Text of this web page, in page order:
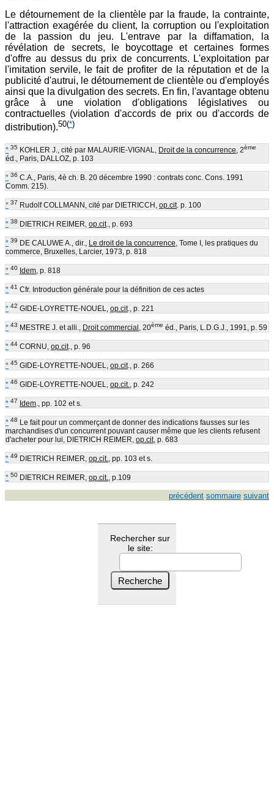
Le détournement de la clientèle par la fraude, la contrainte,
l'attraction exagérée du client, la corruption ou l'exploitation
de la passion du jeu. L'entrave par la diffamation, la
révélation de secrets, le boycottage et certaines formes
d'offre au dessus du prix de concurrents. L'exploitation par
l'imitation servile, le fait de profiter de la réputation et de la
publicité d'autrui, le détournement de clientèle ou d'employés
ainsi que la divulgation des secrets. En fin, l'avantage obtenu
grâce à une violation d'obligations législatives ou
contractuelles (violation d'accords de prix ou d'accords de
distribution).50(*)
* 35 KOHLER J., cité par MALAURIE-VIGNAL, Droit de la concurrence , 2ème
éd., Paris, DALLOZ, p. 103
* 36 C.A., Paris, 4è ch. B. 20 décembre 1990 : contrats conc. Cons. 1991
Comm. 215).
* 37 Rudolf COLLMANN, cité par DIETRICCH, op.cit. p. 100
* 38 DIETRICH REIMER, op.cit., p. 693
* 39 DE CALUWE A., dir., Le droit de la concurrence , Tome I, les pratiques du
commerce, Bruxelles, Larcier, 1973, p. 818
* 40 Idem , p. 818
* 41 Cfr. Introduction générale pour la définition de ces actes
* 42 GIDE-LOYRETTE-NOUEL, op.cit., p. 221
* 43 MESTRE J. et alli., Droit commercial , 20ème éd., Paris, L.D.G.J., 1991, p. 59
* 44 CORNU, op.cit., p. 96
* 45 GIDE-LOYRETTE-NOUEL, op.cit., p. 266
* 46 GIDE-LOYRETTE-NOUEL, op.cit. , p. 242
* 47 Idem ., pp. 102 et s.
* 48 Le fait pour un commerçant de donner des indications fausses sur les
marchandises d'un concurrent pouvant causer même que les clients refusent
d'acheter pour lui, DIETRICH REIMER, op.cit, p. 683
* 49 DIETRICH REIMER, op.cit. , pp. 103 et s.
* 50 DIETRICH REIMER, op.cit. , p.109
précédent sommaire suivant
Rechercher sur
le site: